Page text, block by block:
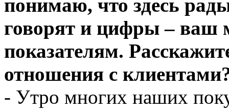
понимаю, что здесь
говорят и цифры – ваш
показателям.
отношения с
- Утро многих наших